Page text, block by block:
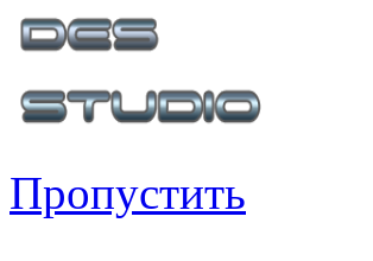
Пропустить